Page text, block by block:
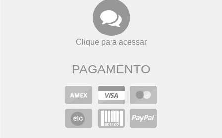
Clique para acessar
PAGAMENTO